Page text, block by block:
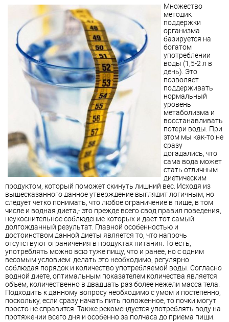
Множество
методик
поддержки
организма
базируется на
богатом
употреблении
воды (1,5-2 л в
день). Это
позволяет
поддерживать
нормальный
уровень
метаболизма и
восстанавливать
потери воды. При
этом мы как-то не
сразу
догадались, что
сама вода может
стать отличным
диетическим
продуктом, который поможет скинуть лишний вес. Исходя из
вышесказанного данное утверждение выглядит логичным, но
следует четко понимать, что любое ограничение в пище, в том
числе и водная диета,- это прежде всего свод правил поведения,
неукоснительное соблюдение которых и дает тот самый
долгожданный результат. Главной особенностью и
достоинством данной диеты является то, что напрочь
отсутствуют ограничения в продуктах питания. То есть,
употреблять можно всю туже пищу, что и ранее, но с одним
весомым условием: делать это необходимо, регулярно
соблюдая порядок и количество употребляемой воды. Согласно
водной диете, оптимальным показателем количества является
объем, количественно в двадцать раз более нежели масса тела.
Подходить к данному вопросу необходимо с умом и постепенно,
поскольку, если сразу начать пить положенное, то почки могут
просто не справится. Также рекомендуется употреблять воду на
протяжении всего дня и особенно за полчаса до приема пищи.